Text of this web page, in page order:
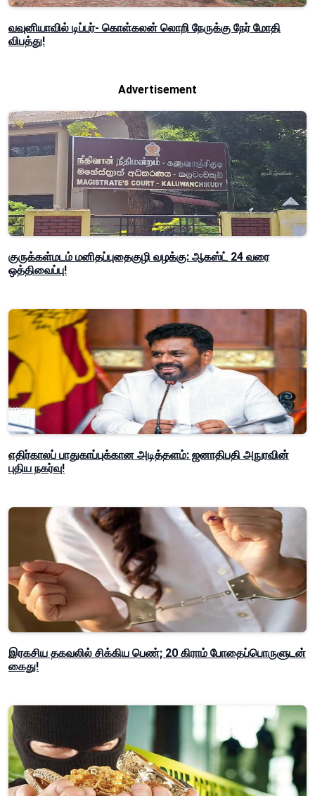
வவுனியாவில் டிப்பர்- கொள்கலன் லொறி நேருக்கு நேர் மோதி
விபத்து!
Advertisement
குருக்கள்மடம் மனிதப்புதைகுழி வழக்கு: ஆகஸ்ட் 24 வரை
ஒத்திவைப்பு!
எதிர்காலப் பாதுகாப்புக்கான அடித்தளம்: ஜனாதிபதி அநுரவின்
புதிய நகர்வு!
இரகசிய தகவலில் சிக்கிய பெண்; 20 கிராம் போதைப்பொருளுடன்
கைது!